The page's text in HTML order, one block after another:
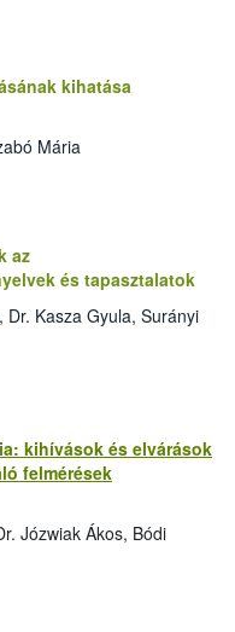
kihatása
Mária
az
és tapasztalatok
Kasza Gyula, Surányi
kihívások és elvárások
felmérések
Józwiak Ákos, Bódi